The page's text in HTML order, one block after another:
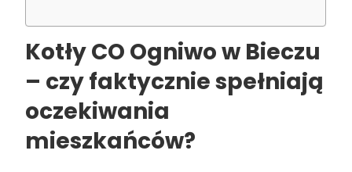
Kotły CO Ogniwo w Bieczu
– czy faktycznie spełniają
oczekiwania
mieszkańców?